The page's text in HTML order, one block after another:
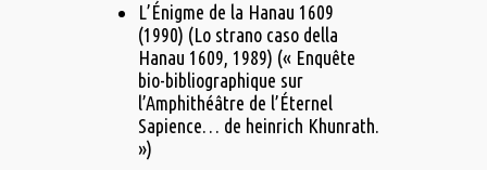
L’Énigme de la Hanau 1609
(1990) (Lo strano caso della
Hanau 1609, 1989) (« Enquête
bio-bibliographique sur
l’Amphithéâtre de l’Éternel
Sapience… de heinrich Khunrath.
»)